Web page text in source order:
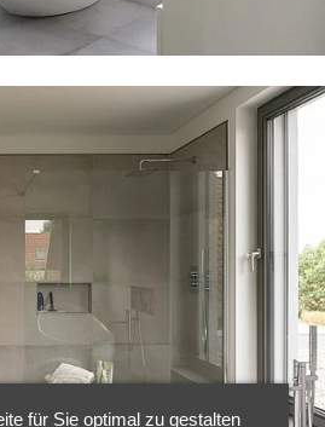
für Sie optimal zu gestalten